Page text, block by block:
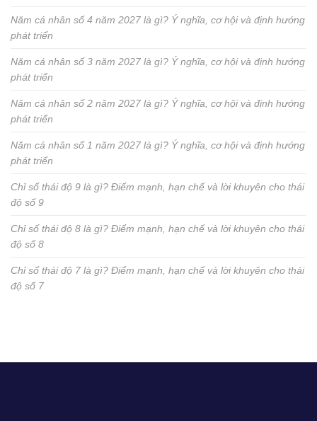
Năm cá nhân số 4 năm 2027 là gì? Ý nghĩa, cơ hội và định hướng
phát triển
Năm cá nhân số 3 năm 2027 là gì? Ý nghĩa, cơ hội và định hướng
phát triển
Năm cá nhân số 2 năm 2027 là gì? Ý nghĩa, cơ hội và định hướng
phát triển
Năm cá nhân số 1 năm 2027 là gì? Ý nghĩa, cơ hội và định hướng
phát triển
Chỉ số thái độ 9 là gì? Điểm mạnh, hạn chế và lời khuyên cho thái
độ số 9
Chỉ số thái độ 8 là gì? Điểm mạnh, hạn chế và lời khuyên cho thái
độ số 8
Chỉ số thái độ 7 là gì? Điểm mạnh, hạn chế và lời khuyên cho thái
độ số 7